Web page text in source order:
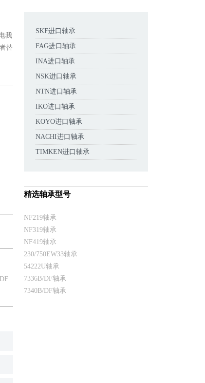
我
替
SKF进口轴承
FAG进口轴承
INA进口轴承
NSK进口轴承
NTN进口轴承
IKO进口轴承
KOYO进口轴承
NACHI进口轴承
TIMKEN进口轴承
精选轴承型号
NF219轴承
NF319轴承
NF419轴承
230/750EW33轴承
54222U轴承
7336B/DF轴承
7340B/DF轴承